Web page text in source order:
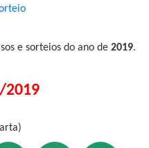
e sorteios do ano de 2019.
2019